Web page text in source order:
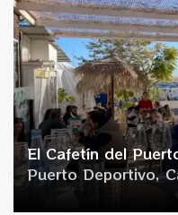
dimanche
El Cafetín del
Puerto Deportivo,